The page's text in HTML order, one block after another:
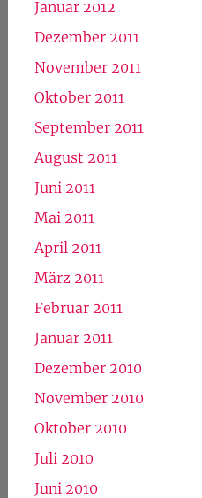
Januar 2012
Dezember 2011
November 2011
Oktober 2011
September 2011
August 2011
Juni 2011
Mai 2011
April 2011
März 2011
Februar 2011
Januar 2011
Dezember 2010
November 2010
Oktober 2010
Juli 2010
Juni 2010